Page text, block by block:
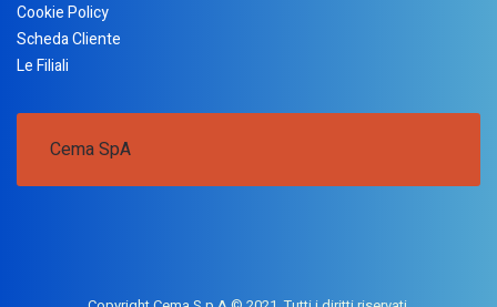
Cookie Policy
Scheda Cliente
Le Filiali
Cema SpA